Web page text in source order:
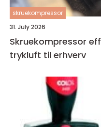
skruekompressor
31. July 2026
Skruekompressor effektiv og driftssikker
trykluft til erhverv